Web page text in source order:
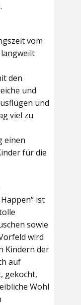
vom
langweilt
den
und
und
viel zu
einen
für die
ist
sowie
wird
Kindern der
auf
gekocht,
Wohl